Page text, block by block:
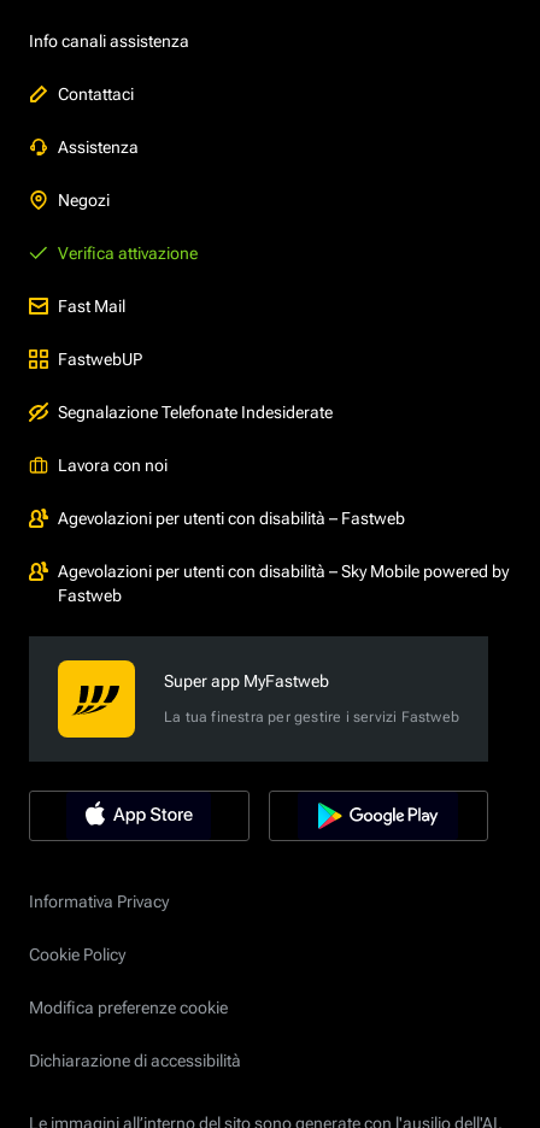
Info canali assistenza
Contattaci
Assistenza
Negozi
Verifica attivazione
Fast Mail
FastwebUP
Segnalazione Telefonate Indesiderate
Lavora con noi
Agevolazioni per utenti con disabilità – Fastweb
Agevolazioni per utenti con disabilità – Sky Mobile powered by
Fastweb
Super app MyFastweb
La tua finestra per gestire i servizi Fastweb
Informativa Privacy
Cookie Policy
Modifica preferenze cookie
Dichiarazione di accessibilità
Le immagini all’interno del sito sono generate con l'ausilio dell'AI.